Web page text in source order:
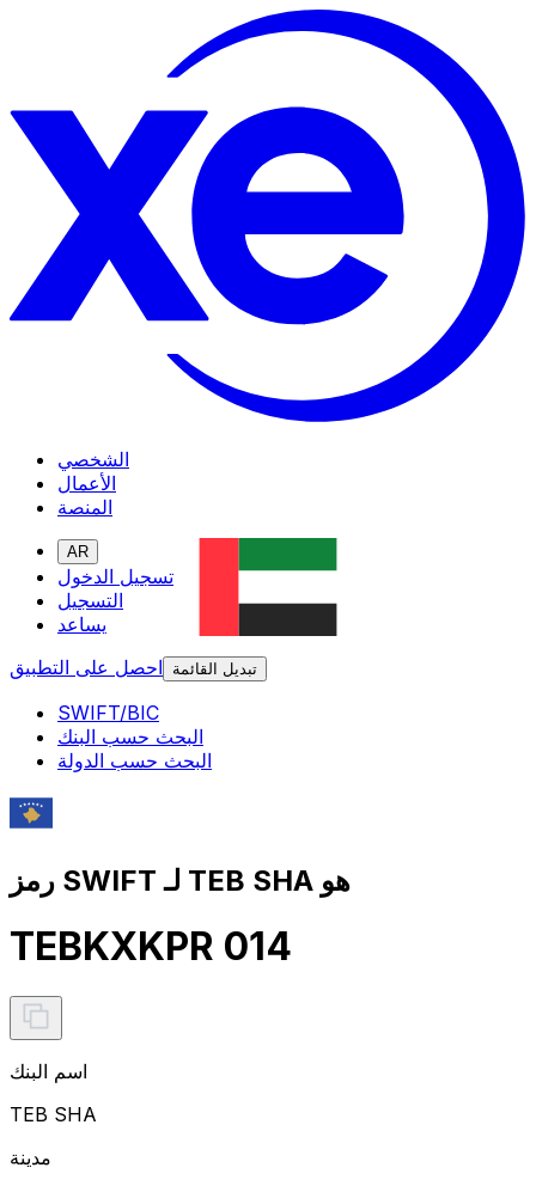
الشخصي
الأعمال
المنصة
AR
تسجيل الدخول
التسجيل
يساعد
احصل على التطبيق
تبديل القائمة
SWIFT/BIC
البحث حسب البنك
البحث حسب الدولة
رمز SWIFT لـ TEB SHA هو
TEBKXKPR 014
اسم البنك
TEB SHA
مدينة